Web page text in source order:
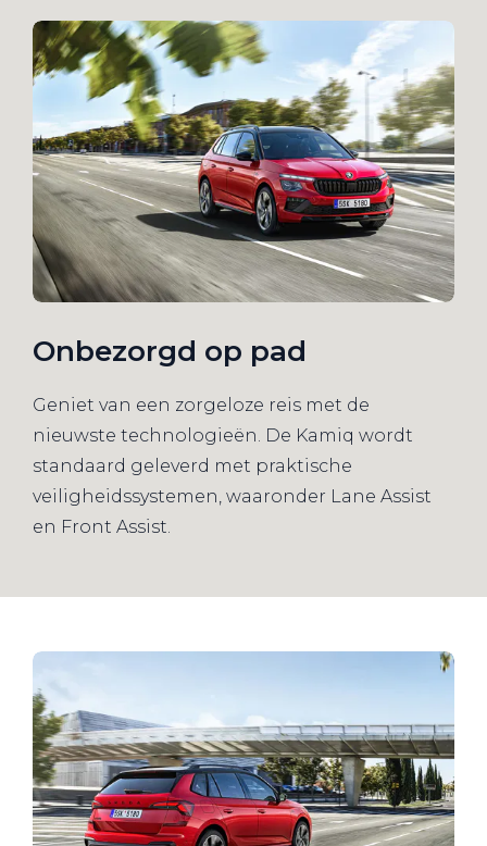
Onbezorgd op pad
Geniet van een zorgeloze reis met de
nieuwste technologieën. De Kamiq wordt
standaard geleverd met praktische
veiligheidssystemen, waaronder Lane Assist
en Front Assist.